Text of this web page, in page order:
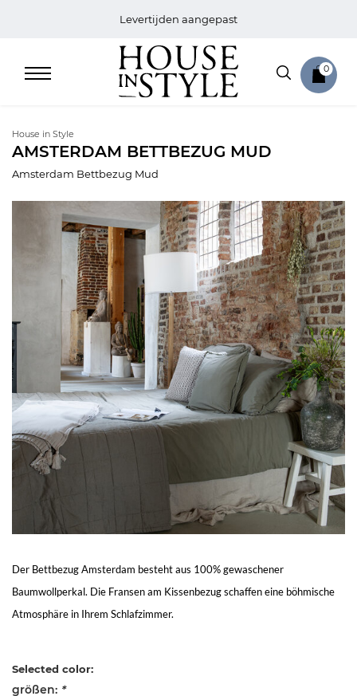
Levertijden aangepast
0
Sale
Mein
Konto
House in Style
AMSTERDAM BETTBEZUG MUD
Amsterdam Bettbezug Mud
Der Bettbezug Amsterdam besteht aus 100% gewaschener
Baumwollperkal. Die Fransen am Kissenbezug schaffen eine böhmische
Atmosphäre in Ihrem Schlafzimmer.
Selected color:
größen: *